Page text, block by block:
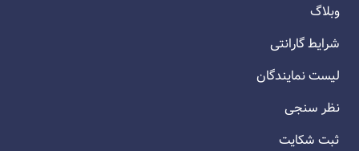
وبلاگ
شرایط گارانتی
لیست نمایندگان
نظر سنجی
ثبت شکایت